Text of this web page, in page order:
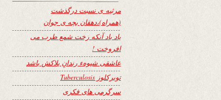
مرثیه ی نسبت درگذشت
(همراه)،دهقان بچه ی جوان
یاد باد آنکه رخت شمع طرب می
افروخت !
عاشقی شیوهء رندانِ بلاکش باشد
توبرکلوز Tuberculosis
سرگرمی های فکری